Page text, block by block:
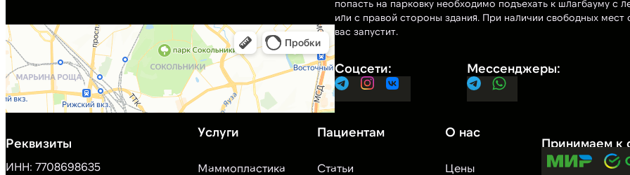
попасть на парковку необходимо подъехать к шлагбауму с
или с правой стороны здания. При наличии свободных мест
вас запустит.
ИНН: 7708698635
Маммопластика
Статьи
Цены